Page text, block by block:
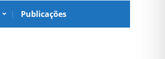
Publicações